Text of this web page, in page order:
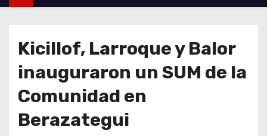
e
Kicillof, Larroque y Balor
inauguraron un SUM de la
Comunidad en
Berazategui